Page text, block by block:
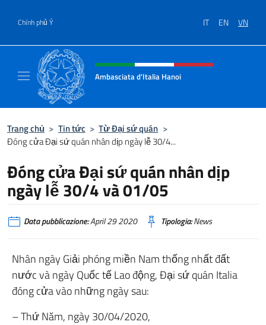
Chính phủ Ý IT EN VN
Header, social and menu of site
Ambasciata d'Italia Hanoi
Trang chủ > Tin tức > Từ Đại sứ quán >
Đóng cửa Đại sứ quán nhân dịp ngày lễ 30/4...
Đóng cửa Đại sứ quán nhân dịp
ngày lễ 30/4 và 01/05
Data pubblicazione:April 29 2020 Tipologia:News
Nhân ngày Giải phóng miền Nam thống nhất đất
nước và ngày Quốc tế Lao động, Đại sứ quán Italia
đóng cửa vào những ngày sau:
– Thứ Năm, ngày 30/04/2020,